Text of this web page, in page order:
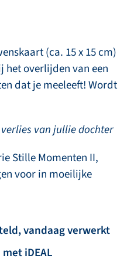
(ca. 15 x 15 cm)
het overlijden van een
dat je meeleeft! Wordt
van jullie dochter
Stille Momenten II,
voor in moeilijke
vandaag verwerkt
iDEAL